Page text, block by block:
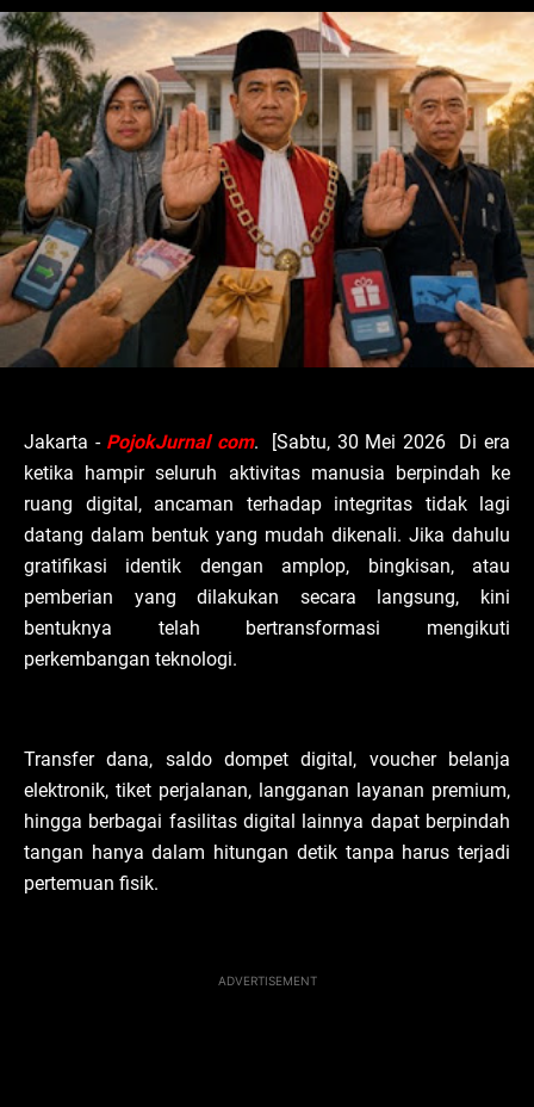
Jakarta - PojokJurnal com. [Sabtu, 30 Mei 2026 Di era
ketika hampir seluruh aktivitas manusia berpindah ke
ruang digital, ancaman terhadap integritas tidak lagi
datang dalam bentuk yang mudah dikenali. Jika dahulu
gratifikasi identik dengan amplop, bingkisan, atau
pemberian yang dilakukan secara langsung, kini
bentuknya telah bertransformasi mengikuti
perkembangan teknologi.
Transfer dana, saldo dompet digital, voucher belanja
elektronik, tiket perjalanan, langganan layanan premium,
hingga berbagai fasilitas digital lainnya dapat berpindah
tangan hanya dalam hitungan detik tanpa harus terjadi
pertemuan fisik.
ADVERTISEMENT